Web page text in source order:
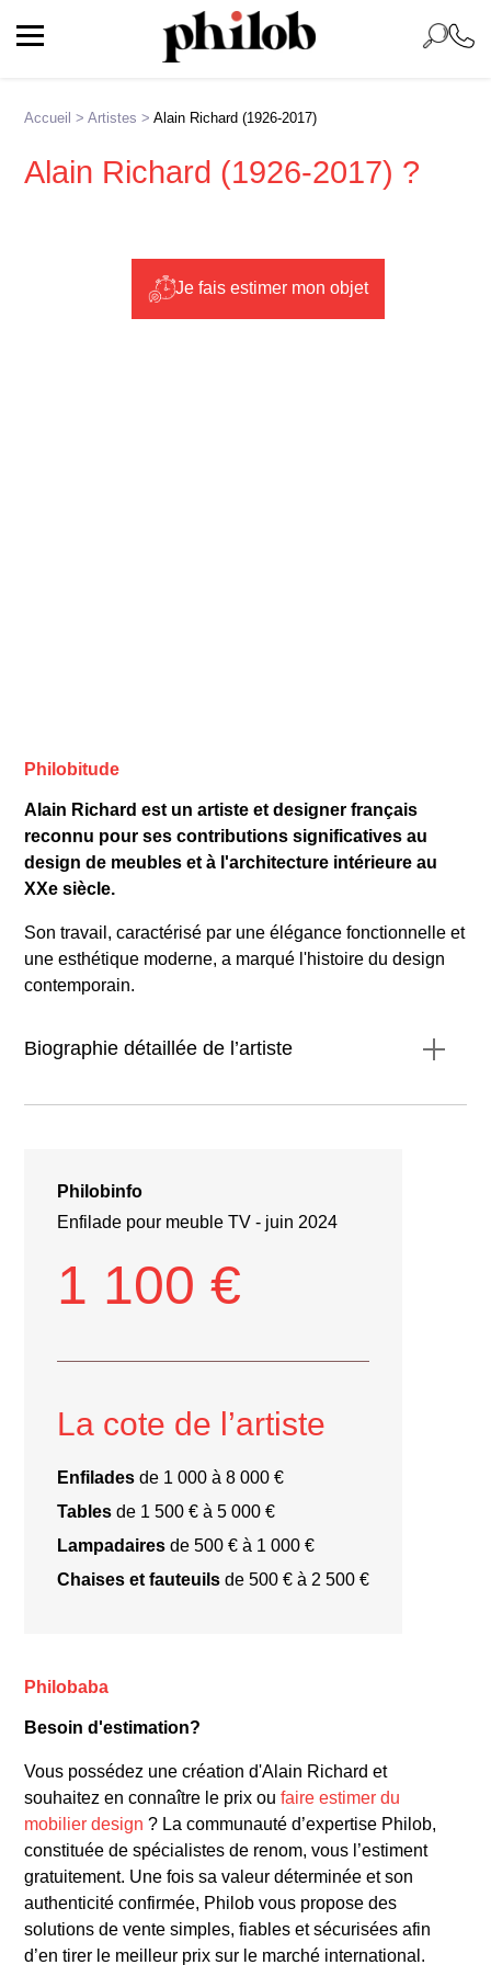
Accueil >Artistes >Alain Richard (1926-2017)
Alain Richard (1926-2017) ?
Je fais estimer mon objet
Philobitude
Alain Richard est un artiste et designer français
reconnu pour ses contributions significatives au
design de meubles et à l'architecture intérieure au
XXe siècle.
Son travail, caractérisé par une élégance fonctionnelle et
une esthétique moderne, a marqué l'histoire du design
contemporain.
Biographie détaillée de l’artiste
lampadaires modèles A 19 L
Philobinfo
Enfilade pour meuble TV - juin 2024
1 100 €
La cote de l’artiste
Enfilades de 1 000 à 8 000 €
Tables de 1 500 € à 5 000 €
Lampadaires de 500 € à 1 000 €
Chaises et fauteuils de 500 € à 2 500 €
Philobaba
Besoin d'estimation?
Vous possédez une création d'Alain Richard et
souhaitez en connaître le prix oufaire estimer du
mobilier design ? La communauté d’expertise Philob,
constituée de spécialistes de renom, vous l’estiment
gratuitement. Une fois sa valeur déterminée et son
authenticité confirmée, Philob vous propose des
solutions de vente simples, fiables et sécurisées afin
d’en tirer le meilleur prix sur le marché international.